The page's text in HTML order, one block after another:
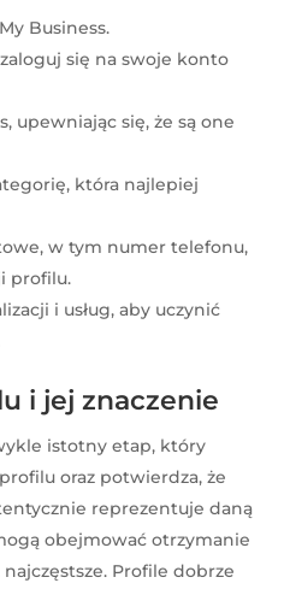
Business.
się na swoje konto
upewniając się, że są one
która najlepiej
w tym numer telefonu,
profilu.
i usług, aby uczynić
i jej znaczenie
istotny etap, który
oraz potwierdza, że
reprezentuje daną
obejmować otrzymanie
Profile dobrze